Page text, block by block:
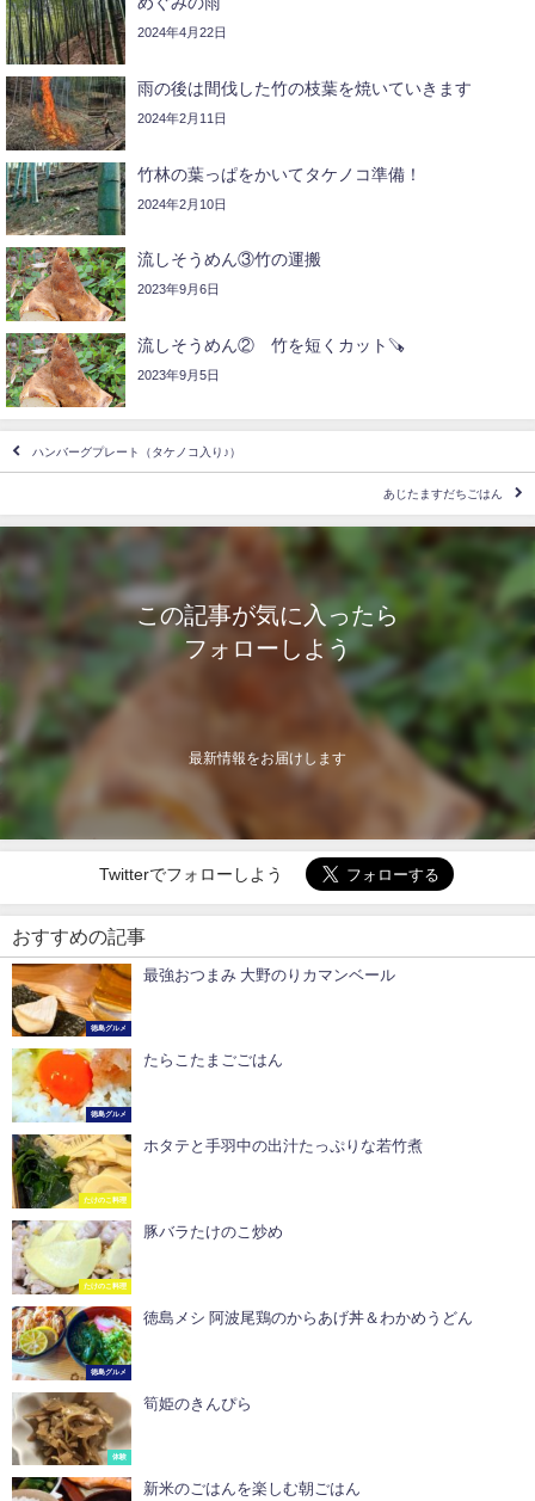
2024年4月22日
雨の後は間伐した竹の枝葉を焼いていきます
2024年2月11日
竹林の葉っぱをかいてタケノコ準備！
2024年2月10日
流しそうめん③竹の運搬
2023年9月6日
流しそうめん② 竹を短くカット🪚
2023年9月5日
ハンバーグプレート（タケノコ入り♪）
あじたますだちごはん
この記事が気に入ったら
フォローしよう
最新情報をお届けします
Twitterでフォローしよう
おすすめの記事
徳島グルメ
最強おつまみ 大野のり️カマンベール
徳島グルメ
たらこたまごごはん
たけのこ料理
ホタテと手羽中の出汁たっぷりな若竹煮
たけのこ料理
豚バラたけのこ炒め
徳島グルメ
徳島メシ 阿波尾鶏のからあげ丼＆わかめうどん
体験
筍姫のきんぴら
新米のごはんを楽しむ朝ごはん